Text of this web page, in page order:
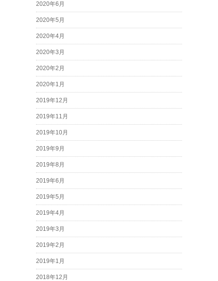
2020年6月
2020年5月
2020年4月
2020年3月
2020年2月
2020年1月
2019年12月
2019年11月
2019年10月
2019年9月
2019年8月
2019年6月
2019年5月
2019年4月
2019年3月
2019年2月
2019年1月
2018年12月